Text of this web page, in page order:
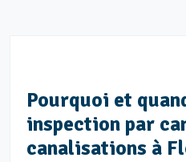
Pourquoi et
inspection par
canalisations à